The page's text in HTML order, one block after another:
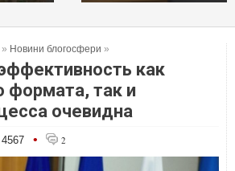
» Новини блогосфери »
как
формата, так и
очевидна
4567 • 2